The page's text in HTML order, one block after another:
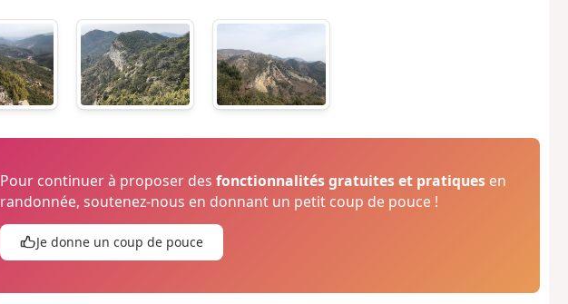
Pour continuer à proposer desfonctionnalités gratuites et pratiques en
randonnée, soutenez-nous en donnant un petit coup de pouce !
Je donne un coup de pouce